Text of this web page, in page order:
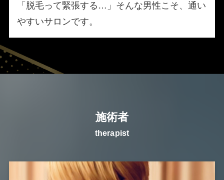
「脱毛って緊張する…」そんな男性こそ、通い
やすいサロンです。
施術者
therapist